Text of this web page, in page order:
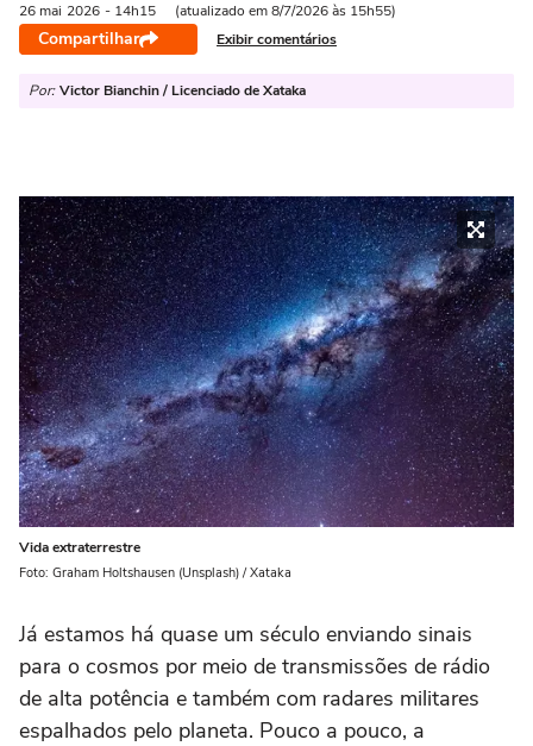
26 mai 2026 - 14h15 (atualizado em 8/7/2026 às 15h55)
Compartilhar Exibir comentários
Por: Victor Bianchin / Licenciado de Xataka
Vida extraterrestre
Foto: Graham Holtshausen (Unsplash) / Xataka
Já estamos há quase um século enviando sinais
para o cosmos por meio de transmissões de rádio
de alta potência e também com radares militares
espalhados pelo planeta. Pouco a pouco, a